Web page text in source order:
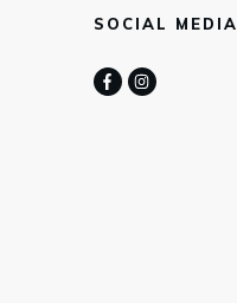
SOCIAL MEDIA